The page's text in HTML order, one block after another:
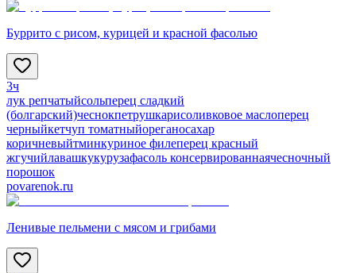
Буррито с рисом, курицей и красной фасолью
3ч
лук репчатыйсольперец сладкий
(болгарский)чеснокпетрушкарисоливковое маслоперец
черныйкетчуп томатныйореганосахар
коричневыйтминкуриное филеперец красный
жгучийлавашкукурузафасоль консервированнаячесночный
порошок
povarenok.ru
Ленивые пельмени с мясом и грибами